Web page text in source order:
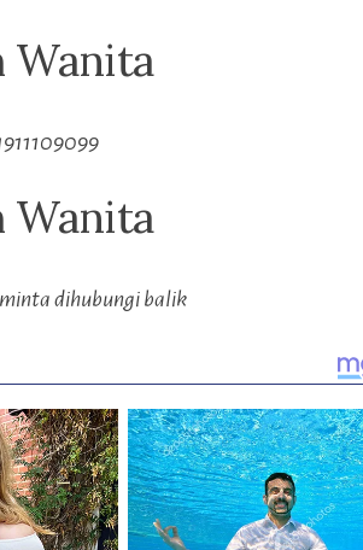
Wanita
Wanita
dihubungi balik